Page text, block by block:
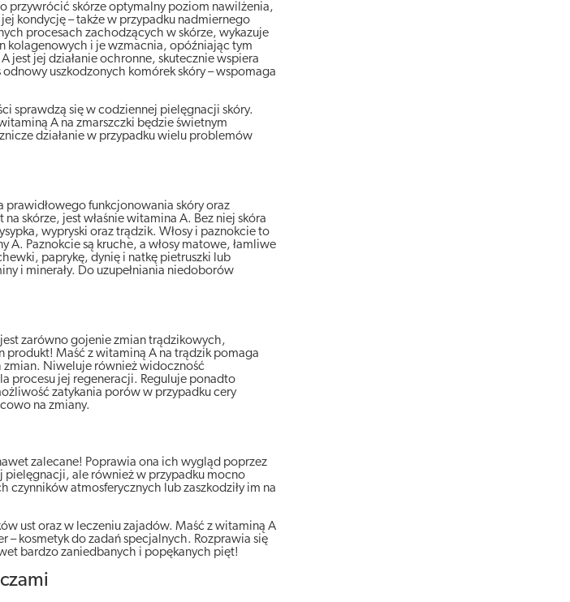
przywrócić skórze optymalny poziom nawilżenia,
kondycję – także w przypadku nadmiernego
procesach zachodzących w skórze, wykazuje
kolagenowych i je wzmacnia, opóźniając tym
jest jej działanie ochronne, skutecznie wspiera
uszkodzonych komórek skóry – wspomaga
sprawdzą się w codziennej pielęgnacji skóry.
A na zmarszczki będzie świetnym
działanie w przypadku wielu problemów
prawidłowego funkcjonowania skóry oraz
skórze, jest właśnie witamina A. Bez niej skóra
wypryski oraz trądzik. Włosy i paznokcie to
Paznokcie są kruche, a włosy matowe, łamliwe
paprykę, dynię i natkę pietruszki lub
i minerały. Do uzupełniania niedoborów
zarówno gojenie zmian trądzikowych,
produkt! Maść z witaminą A na trądzik pomaga
zmian. Niweluje również widoczność
procesu jej regeneracji. Reguluje ponadto
zatykania porów w przypadku cery
na zmiany.
zalecane! Poprawia ona ich wygląd poprzez
pielęgnacji, ale również w przypadku mocno
czynników atmosferycznych lub zaszkodziły im na
ust oraz w leczeniu zajadów. Maść z witaminą A
– kosmetyk do zadań specjalnych. Rozprawia się
bardzo zaniedbanych i popękanych pięt!